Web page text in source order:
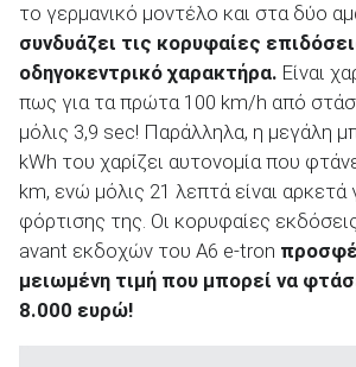
το γερμανικό μοντέλο και στα δύο
συνδυάζει τις κορυφαίες
οδηγοκεντρικό χαρακτήρα. Είναι
πως για τα πρώτα 100 km/h από
μόλις 3,9 sec! Παράλληλα, η μεγάλη
kWh του χαρίζει αυτονομία που
km, ενώ μόλις 21 λεπτά είναι αρκετά
φόρτισης της. Οι κορυφαίες
avant εκδοχών του A6 e-tron
μειωμένη τιμή που μπορεί να
8.000 ευρώ!